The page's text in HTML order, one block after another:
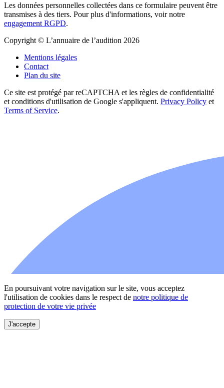
Les données personnelles collectées dans ce formulaire peuvent être
transmises à des tiers. Pour plus d'informations, voir notre
engagement RGPD.
Copyright © L’annuaire de l’audition 2026
Mentions légales
Contact
Plan du site
Ce site est protégé par reCAPTCHA et les règles de confidentialité
et conditions d'utilisation de Google s'appliquent. Privacy Policy et
Terms of Service.
En poursuivant votre navigation sur le site, vous acceptez
l'utilisation de cookies dans le respect de notre politique de
protection de votre vie privée
J'accepte